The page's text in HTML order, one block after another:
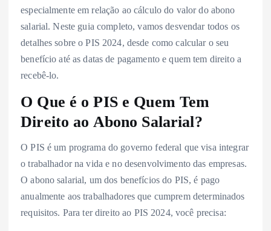
especialmente em relação ao cálculo do valor do abono
salarial. Neste guia completo, vamos desvendar todos os
detalhes sobre o PIS 2024, desde como calcular o seu
benefício até as datas de pagamento e quem tem direito a
recebê-lo.
O Que é o PIS e Quem Tem
Direito ao Abono Salarial?
O PIS é um programa do governo federal que visa integrar
o trabalhador na vida e no desenvolvimento das empresas.
O abono salarial, um dos benefícios do PIS, é pago
anualmente aos trabalhadores que cumprem determinados
requisitos. Para ter direito ao PIS 2024, você precisa: